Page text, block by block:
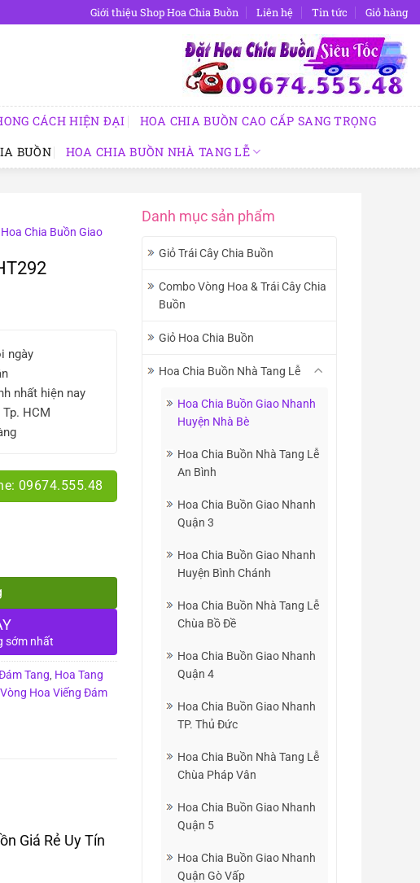
Giới thiệu Shop Hoa Chia Buồn Liên hệ Tin tức Giỏ hàng
CÁCH HIỆN ĐẠI
HOA CHIA BUỒN CAO CẤP SANG TRỌNG
BUỒN HOA CHIA BUỒN NHÀ TANG LỄ
Danh mục sản phẩm
Giỏ Trái Cây Chia Buồn
Combo Vòng Hoa & Trái Cây Chia
Buồn
Giỏ Hoa Chia Buồn
Hoa Chia Buồn Nhà Tang Lễ
Hoa Chia Buồn Giao Nhanh
Huyện Nhà Bè
Hoa Chia Buồn Nhà Tang Lễ
An Bình
Hoa Chia Buồn Giao Nhanh
Quận 3
Hoa Chia Buồn Giao Nhanh
Huyện Bình Chánh
Hoa Chia Buồn Nhà Tang Lễ
Chùa Bồ Đề
Hoa Chia Buồn Giao Nhanh
Quận 4
Hoa Chia Buồn Giao Nhanh
TP. Thủ Đức
Hoa Chia Buồn Nhà Tang Lễ
Chùa Pháp Vân
Hoa Chia Buồn Giao Nhanh
Quận 5
Hoa Chia Buồn Giao Nhanh
Quận Gò Vấp
Hoa Chia Buồn Giao
ngày
nhất hiện nay
HCM
09674.555.48
sớm nhất
Tang, Hoa Tang
Vòng Hoa Viếng Đám
Giá Rẻ Uy Tín